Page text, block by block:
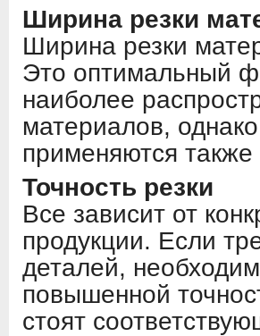
Ширина резки
Ширина резки
Это оптимальный
наиболее
материалов,
применяются
Точность резки
Все зависит от
продукции. Если
деталей,
повышенной
стоят